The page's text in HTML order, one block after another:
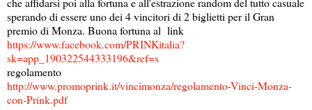
sperando di essere uno dei 4 vincitori di 2 biglietti per il Gran
premio di Monza. Buona fortuna al link
https://www.facebook.com/PRINKitalia?
sk=app_190322544333196&ref=s
regolamento
http://www.promoprink.it/vincimonza/regolamento-Vinci-Monza-
con-Prink.pdf